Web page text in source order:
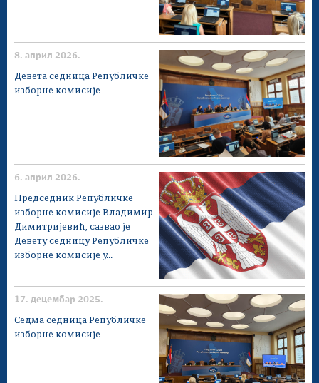
8. април 2026.
Девета седница Републичке
изборне комисије
6. април 2026.
Председник Републичке
изборне комисије Владимир
Димитријевић, сазвао је
Девету седницу Републичке
изборне комисије у...
17. децембар 2025.
Седма седница Републичке
изборне комисије